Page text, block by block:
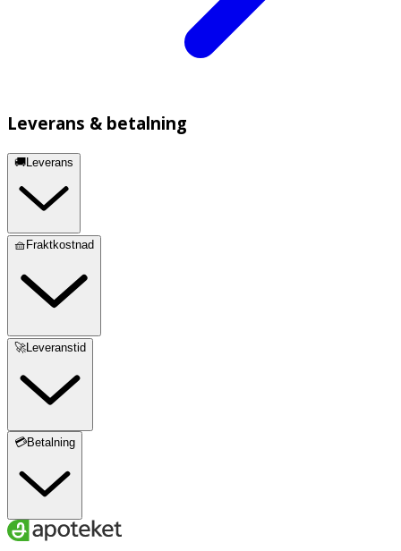
Leverans & betalning
🚚Leverans
🧺Fraktkostnad
🚀Leveranstid
💳Betalning